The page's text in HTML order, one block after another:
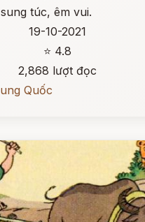
túc, êm vui.
19-10-2021
⭐ 4.8
2,868 lượt đọc
Quốc